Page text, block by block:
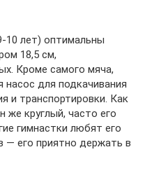
10 лет) оптимальны
18,5 см,
Кроме самого мяча,
для подкачивания
и транспортировки. Как
же круглый, часто его
гимнастки любят его
— его приятно держать в